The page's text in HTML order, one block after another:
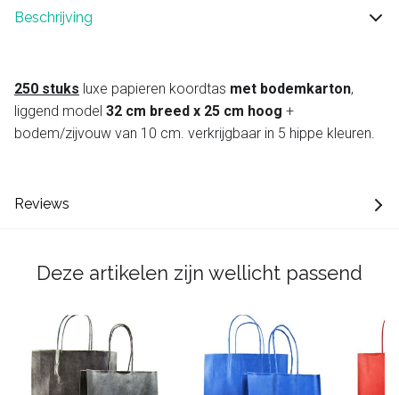
Beschrijving
250 stuks luxe papieren koordtas met bodemkarton,
liggend model 32 cm breed x 25 cm hoog +
bodem/zijvouw van 10 cm. verkrijgbaar in 5 hippe kleuren.
Reviews
Deze artikelen zijn wellicht passend